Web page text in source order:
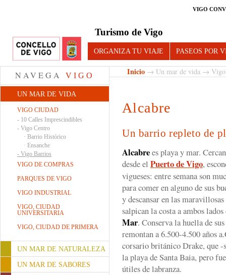
VIGO
Turismo de Vigo
ORGANIZA TU VIAJE PASEOS POR
NAVEGA VIGO
UN MAR DE VIDA
VIGO CIUDAD
- 10 Calles Imprescindibles
- Vigo Centro
· Barrio Histórico
· Ensanche
- Vigo Barrios
VIGO DE COMPRAS
PARQUES DE VIGO
VIGO INDUSTRIAL
VIGO, CIUDAD
UNIVERSITARIA
VIGO, CIUDAD DE PRIMERA
UN MAR DE NATURALEZA
UN MAR DE SABORES
Inicio → Un mar de vida →
Alcabre
Un barrio repleto de
Alcabrees playa y mar.
desde el Puerto de Vigo,
vigueses: entre semana son
para comer en alguno de sus
y descansar en las
salpican la costa a ambos
Mar. Conserva la huella de
remontan a 6.500-4.500 años
corsario británico Drake, que -
la playa de Santa Baia, pero
útiles de labranza.